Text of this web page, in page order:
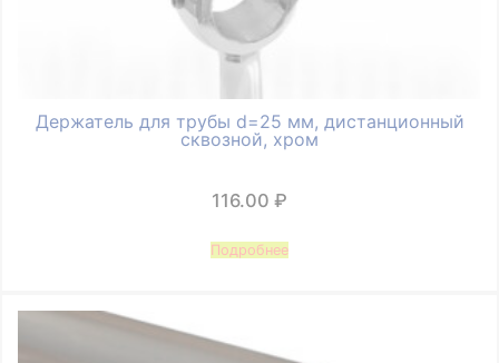
Держатель для трубы d=25 мм, дистанционный
сквозной, хром
116.00 ₽
Подробнее